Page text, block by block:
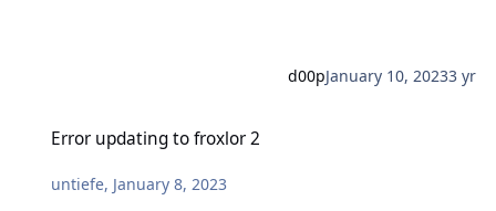
d00pJanuary 10, 20233 yr
Error updating to froxlor 2
untiefe, January 8, 2023